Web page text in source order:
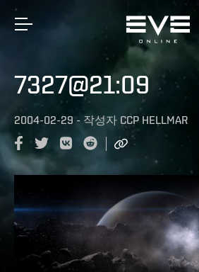
7327@21:09
2004-02-29 - 작성자 CCP HELLMAR